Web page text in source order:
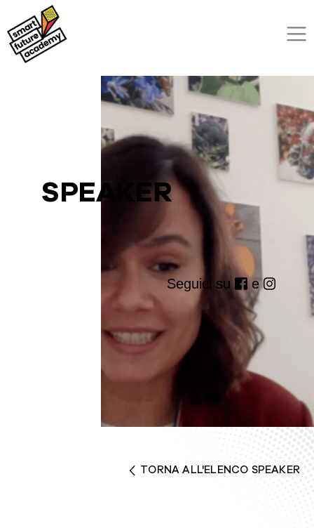
SPEAKER
Seguici su e
TORNA ALL'ELENCO SPEAKER